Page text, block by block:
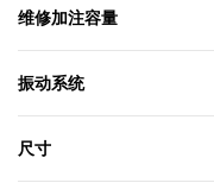
维修加注容量
振动系统
尺寸